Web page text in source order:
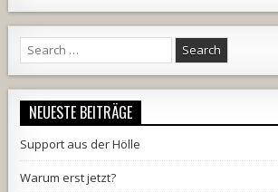
Search
for:
NEUESTE BEITRÄGE
Support aus der Hölle
Warum erst jetzt?